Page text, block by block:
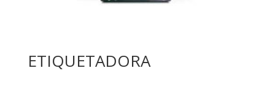
ETIQUETADORA